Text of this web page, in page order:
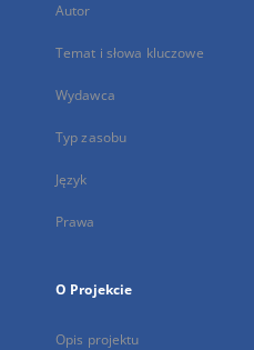
Autor
Temat i słowa kluczowe
Wydawca
Typ zasobu
Język
Prawa
O Projekcie
Opis projektu